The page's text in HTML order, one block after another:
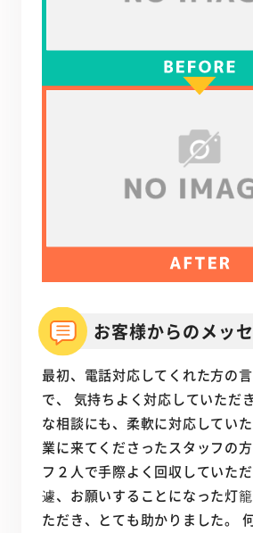
お客様からのメッ
最初、電話対応してくれた方の
で、 気持ちよく対応していただ
な相談にも、柔軟に対応してい
業に来てくださったスタッフの
フ２人で手際よく回収していた
遽、お願いすることになった灯
ただき、とても助かりました。